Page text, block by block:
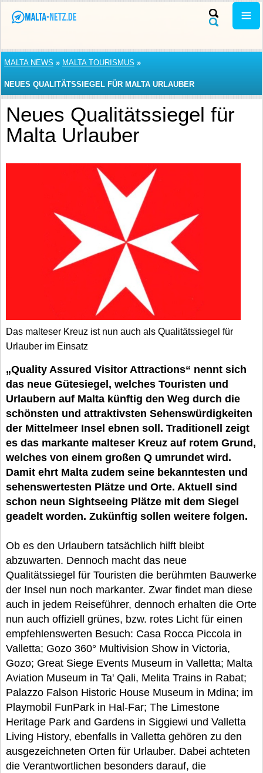
MALTA NEWS » MALTA TOURISMUS »
NEUES QUALITÄTSSIEGEL FÜR MALTA URLAUBER
Neues Qualitätssiegel für
Malta Urlauber
Das malteser Kreuz ist nun auch als Qualitätssiegel für
Urlauber im Einsatz
„Quality Assured Visitor Attractions“ nennt sich
das neue Gütesiegel, welches Touristen und
Urlaubern auf Malta künftig den Weg durch die
schönsten und attraktivsten Sehenswürdigkeiten
der Mittelmeer Insel ebnen soll. Traditionell zeigt
es das markante malteser Kreuz auf rotem Grund,
welches von einem großen Q umrundet wird.
Damit ehrt Malta zudem seine bekanntesten und
sehenswertesten Plätze und Orte. Aktuell sind
schon neun Sightseeing Plätze mit dem Siegel
geadelt worden. Zukünftig sollen weitere folgen.
Ob es den Urlaubern tatsächlich hilft bleibt
abzuwarten. Dennoch macht das neue
Qualitätssiegel für Touristen die berühmten Bauwerke
der Insel nun noch markanter. Zwar findet man diese
auch in jedem Reiseführer, dennoch erhalten die Orte
nun auch offiziell grünes, bzw. rotes Licht für einen
empfehlenswerten Besuch: Casa Rocca Piccola in
Valletta; Gozo 360° Multivision Show in Victoria,
Gozo; Great Siege Events Museum in Valletta; Malta
Aviation Museum in Ta' Qali, Melita Trains in Rabat;
Palazzo Falson Historic House Museum in Mdina; im
Playmobil FunPark in Hal-Far; The Limestone
Heritage Park and Gardens in Siggiewi und Valletta
Living History, ebenfalls in Valletta gehören zu den
ausgezeichneten Orten für Urlauber. Dabei achteten
die Verantwortlichen besonders darauf, die